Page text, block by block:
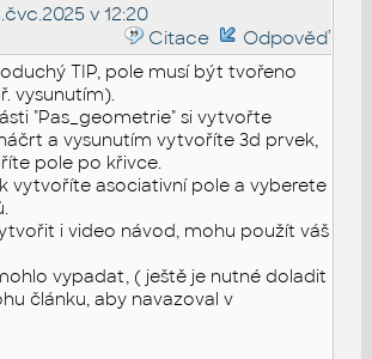
v 12:20
Citace
Odpověď
TIP, pole musí být tvořeno
vysunutím).
"Pas_geometrie" si vytvořte
a vysunutím vytvoříte 3d prvek,
pole po křivce.
vytvoříte asociativní pole a vyberete
i video návod, mohu použít váš
vypadat, ( ještě je nutné doladit
článku, aby navazoval v